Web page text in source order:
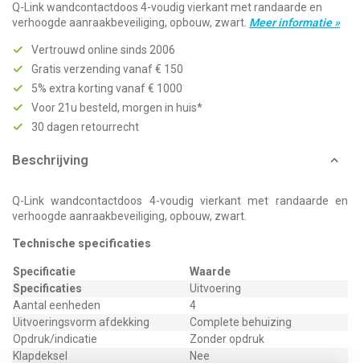
Q-Link wandcontactdoos 4-voudig vierkant met randaarde en
verhoogde aanraakbeveiliging, opbouw, zwart. Meer informatie »
Vertrouwd online sinds 2006
Gratis verzending vanaf € 150
5% extra korting vanaf € 1000
Voor 21u besteld, morgen in huis*
30 dagen retourrecht
Beschrijving
Q-Link wandcontactdoos 4-voudig vierkant met randaarde en
verhoogde aanraakbeveiliging, opbouw, zwart.
Technische specificaties
Specificatie
Waarde
Specificaties
Uitvoering
Aantal eenheden
4
Uitvoeringsvorm afdekking
Complete behuizing
Opdruk/indicatie
Zonder opdruk
Klapdeksel
Nee